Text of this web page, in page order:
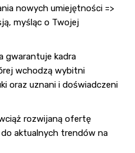
nowych umiejętności =>
myśląc o Twojej
gwarantuje kadra
wchodzą wybitni
oraz uznani i doświadczeni
rozwijaną ofertę
aktualnych trendów na